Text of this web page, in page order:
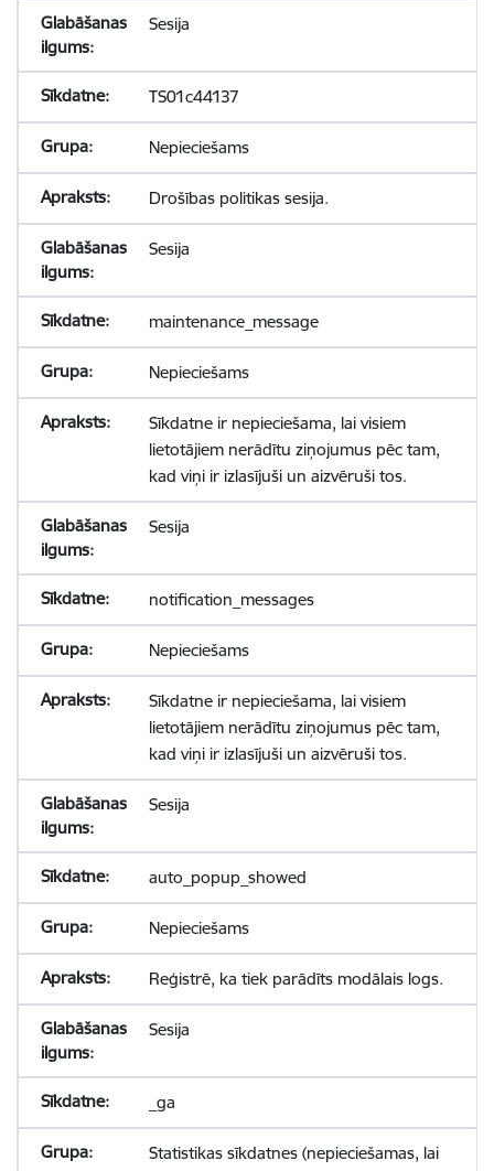
Sesija
TS01c44137
Nepieciešams
Drošības politikas sesija.
Sesija
maintenance_message
Nepieciešams
Sīkdatne ir nepieciešama, lai visiem
lietotājiem nerādītu ziņojumus pēc tam,
kad viņi ir izlasījuši un aizvēruši tos.
Sesija
notification_messages
Nepieciešams
Sīkdatne ir nepieciešama, lai visiem
lietotājiem nerādītu ziņojumus pēc tam,
kad viņi ir izlasījuši un aizvēruši tos.
Sesija
auto_popup_showed
Nepieciešams
Reģistrē, ka tiek parādīts modālais logs.
Sesija
_ga
Statistikas sīkdatnes (nepieciešamas, lai